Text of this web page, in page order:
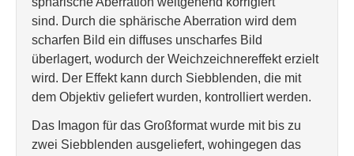
sind. Durch die sphärische Aberration wird dem
scharfen Bild ein diffuses unscharfes Bild
überlagert, wodurch der Weichzeichnereffekt erzielt
wird. Der Effekt kann durch Siebblenden, die mit
dem Objektiv geliefert wurden, kontrolliert werden.
Das Imagon für das Großformat wurde mit bis zu
zwei Siebblenden ausgeliefert, wohingegen das